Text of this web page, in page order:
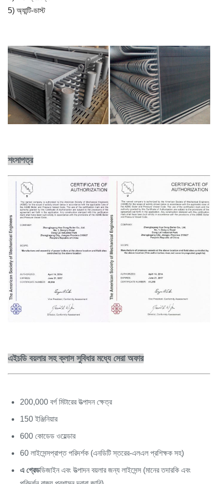
5) অ্যান্টি-ডাস্ট
শংসাপত্র
এইচডি বয়লার সহ ক্লাস সুবিধার মধ্যে সেরা অফার
200,000 বর্গ মিটারের উত্পাদন ক্ষেত্র
150 ইঞ্জিনিয়ার
600 কোডেড ওয়েল্ডার
60 লাইসেন্সপ্রাপ্ত পরিদর্শক (এনডিটি স্তরের-এলএল প্রশিক্ষক সহ)
এ গ্রেডডিজাইন এবং উত্পাদন বয়লার জন্য লাইসেন্স (মানের তদারকি এবং